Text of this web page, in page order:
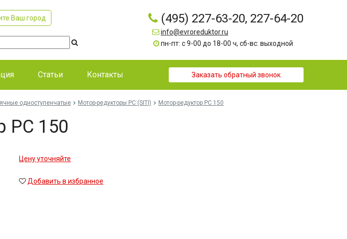
Ваш город (495) 227-63-20, 227-64-20
info@evroreduktor.ru
пн-пт: с 9-00 до 18-00 ч, сб-вс: выходной
Статьи Контакты Заказать обратный звонок
одноступенчатые Мотор-редукторы PC (SITI) Мотор-редуктор PC 150
PC 150
Цену уточняйте
Добавить в избранное